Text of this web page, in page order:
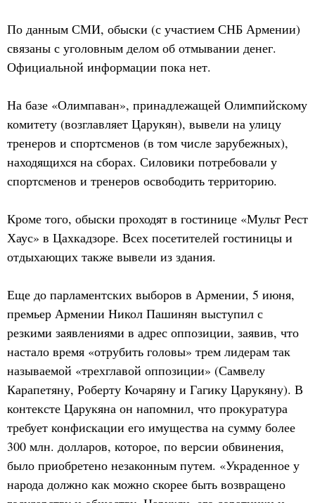
По данным СМИ, обыски (с участием СНБ Армении)
связаны с уголовным делом об отмывании денег.
Официальной информации пока нет.
На базе «Олимпаван», принадлежащей Олимпийскому
комитету (возглавляет Царукян), вывели на улицу
тренеров и спортсменов (в том числе зарубежных),
находящихся на сборах. Силовики потребовали у
спортсменов и тренеров освободить территорию.
Кроме того, обыски проходят в гостинице «Мульт Рест
Хаус» в Цахкадзоре. Всех посетителей гостиницы и
отдыхающих также вывели из здания.
Еще до парламентских выборов в Армении, 5 июня,
премьер Армении Никол Пашинян выступил с
резкими заявлениями в адрес оппозиции, заявив, что
настало время «отрубить головы» трем лидерам так
называемой «трехглавой оппозиции» (Самвелу
Карапетяну, Роберту Кочаряну и Гагику Царукяну). В
контексте Царукяна он напомнил, что прокуратура
требует конфискации его имущества на сумму более
300 млн. долларов, которое, по версии обвинения,
было приобретено незаконным путем. «Украденное у
народа должно как можно скорее быть возвращено